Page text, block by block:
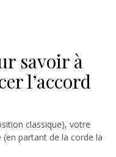
savoir à
l’accord
classique), votre
partant de la corde la